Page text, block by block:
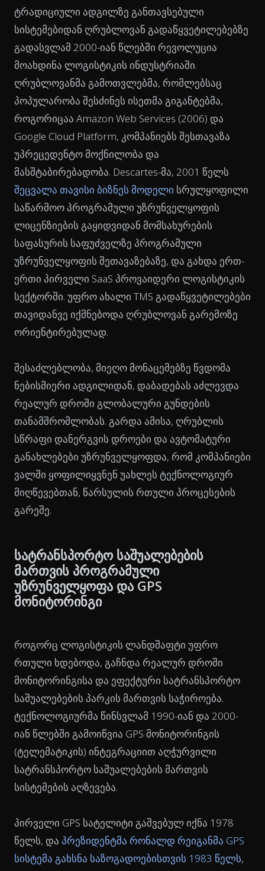
ტრადიციული ადგილზე განთავსებული
სისტემებიდან ღრუბლოვან გადაწყვეტილებებზე
გადასვლამ 2000-იან წლებში რევოლუცია
მოახდინა ლოგისტიკის ინდუსტრიაში.
ღრუბლოვანმა გამოთვლებმა, რომლებსაც
პოპულარობა შესძინეს ისეთმა გიგანტებმა,
როგორიცაა Amazon Web Services (2006) და
Google Cloud Platform, კომპანიებს შესთავაზა
უპრეცედენტო მოქნილობა და
მასშტაბირებადობა. Descartes-მა, 2001 წელს
შეცვალა თავისი ბიზნეს მოდელი სრულყოფილი
საწარმოო პროგრამული უზრუნველყოფის
ლიცენზიების გაყიდვიდან მომსახურების
საფასურის საფუძველზე პროგრამული
უზრუნველყოფის შეთავაზებაზე, და გახდა ერთ-
ერთი პირველი SaaS პროვაიდერი ლოგისტიკის
სექტორში. უფრო ახალი TMS გადაწყვეტილებები
თავიდანვე იქმნებოდა ღრუბლოვან გარემოზე
ორიენტირებულად.
შესაძლებლობა, მიეღო მონაცემებზე წვდომა
ნებისმიერი ადგილიდან, დაბადებას აძლევდა
რეალურ დროში გლობალური გუნდების
თანამშრომლობას. გარდა ამისა, ღრუბლის
სწრაფი დანერგვის დროები და ავტომატური
განახლებები უზრუნველყოფდა, რომ კომპანიები
ვალში ყოფილიყვნენ უახლეს ტექნოლოგიურ
მიღწევებთან, წარსულის რთული პროცესების
გარეშე.
სატრანსპორტო საშუალებების
მართვის პროგრამული
უზრუნველყოფა და GPS
მონიტორინგი
როგორც ლოგისტიკის ლანდშაფტი უფრო
რთული ხდებოდა, გაჩნდა რეალურ დროში
მონიტორინგისა და ეფექტური სატრანსპორტო
საშუალებების პარკის მართვის საჭიროება.
ტექნოლოგიურმა წინსვლამ 1990-იან და 2000-
იან წლებში გამოიწვია GPS მონიტორინგის
(ტელემატიკის) ინტეგრაციით აღჭურვილი
სატრანსპორტო საშუალებების მართვის
სისტემების აღზევება.
პირველი GPS სატელიტი გაშვებულ იქნა 1978
წელს, და პრეზიდენტმა რონალდ რეიგანმა GPS
სისტემა გახსნა საზოგადოებისთვის 1983 წელს,